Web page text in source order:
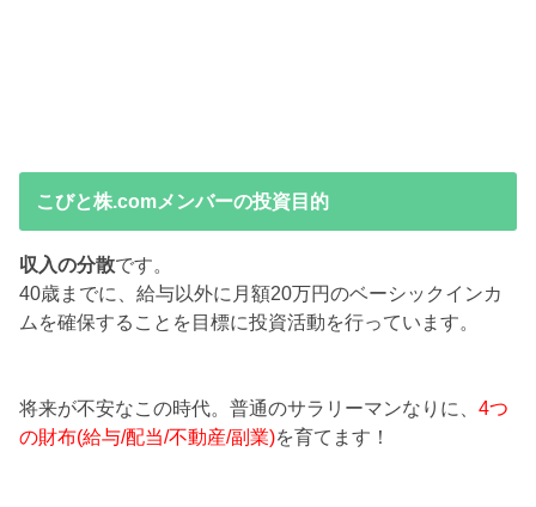
こびと株.comメンバーの投資目的
収入の分散です。
40歳までに、給与以外に月額20万円のベーシックインカ
ムを確保することを目標に投資活動を行っています。
将来が不安なこの時代。普通のサラリーマンなりに、4つ
の財布(給与/配当/不動産/副業)を育てます！